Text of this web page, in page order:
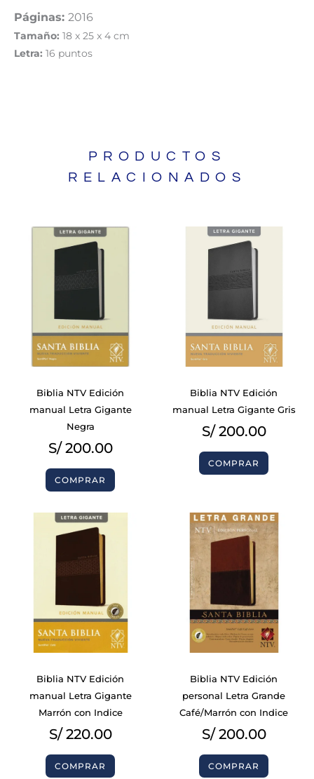
Páginas: 2016
Tamaño: 18 x 25 x 4 cm
Letra: 16 puntos
PRODUCTOS
RELACIONADOS
Biblia NTV Edición
manual Letra Gigante
Negra
S/200.00
COMPRAR
Biblia NTV Edición
manual Letra Gigante Gris
S/200.00
COMPRAR
Biblia NTV Edición
manual Letra Gigante
Marrón con Indice
S/220.00
COMPRAR
Biblia NTV Edición
personal Letra Grande
Café/Marrón con Indice
S/200.00
COMPRAR